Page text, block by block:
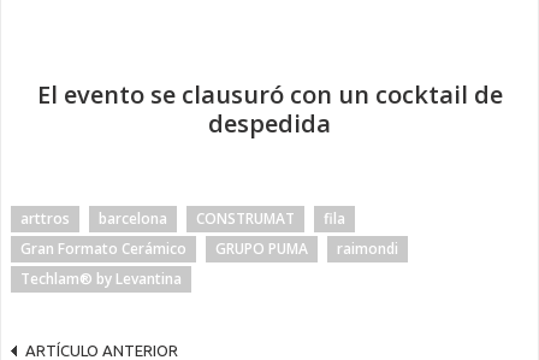
El evento se clausuró con un cocktail de
despedida
arttros barcelona CONSTRUMAT
fila
Gran Formato Cerámico
GRUPO PUMA
raimondi
Techlam® by Levantina
ARTÍCULO ANTERIOR